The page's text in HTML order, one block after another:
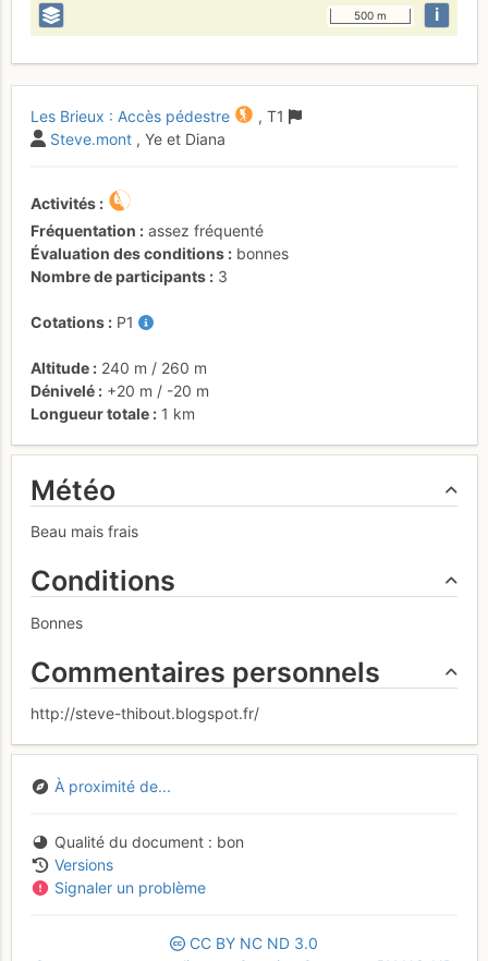
500 m i
Les Brieux : Accès pédestre , T1
Steve.mont , Ye et Diana
Activités
Fréquentation
assez fréquenté
Évaluation des conditions
bonnes
Nombre de participants
3
Cotations P1
Altitude 240 m / 260 m
Dénivelé
+20 m / -20 m
Longueur totale
1 km
Météo
Beau mais frais
Conditions
Bonnes
Commentaires personnels
http://steve-thibout.blogspot.fr/
À proximité de...
Qualité du document
bon
Versions
Signaler un problème
CC BY NC ND 3.0